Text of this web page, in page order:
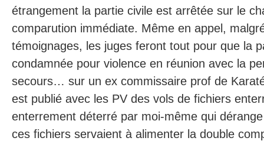
étrangement la partie civile est arrêtée sur le
comparution immédiate. Même en appel,
témoignages, les juges feront tout pour que la
condamnée pour violence en réunion avec la
secours… sur un ex commissaire prof de
est publié avec les PV des vols de fichiers
enterrement déterré par moi-même qui
ces fichiers servaient à alimenter la double